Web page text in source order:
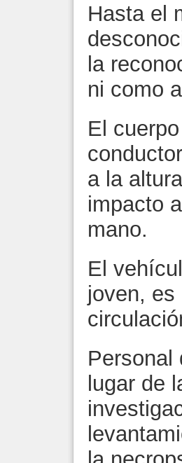
Hasta el
la
ni como
El
a la
impacto
mano.
El
joven,
Personal
lugar de